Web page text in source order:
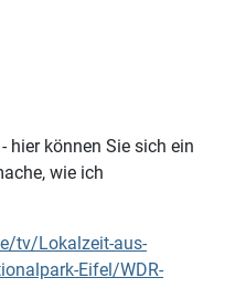
hier können Sie sich ein
wie ich
tv/Lokalzeit-aus-
Eifel/WDR-